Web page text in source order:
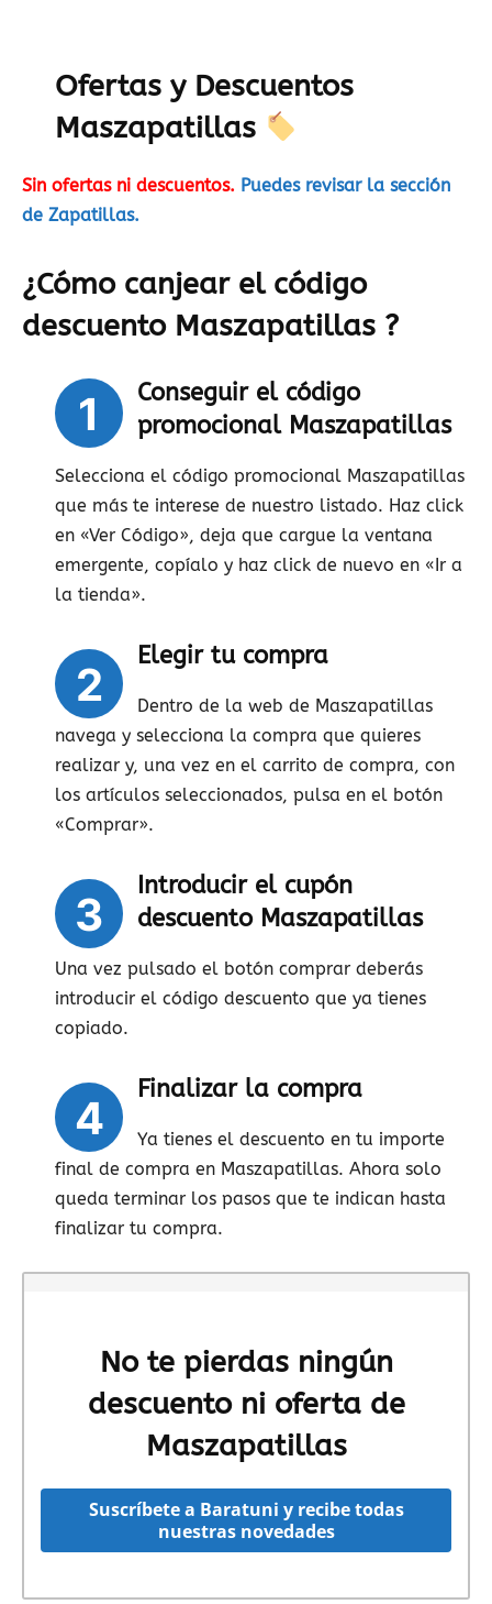
Ofertas y Descuentos
Maszapatillas
Sin ofertas ni descuentos. Puedes revisar la sección
de Zapatillas.
¿Cómo canjear el código
descuento Maszapatillas ?
1
Conseguir el código
promocional Maszapatillas
Selecciona el código promocional Maszapatillas
que más te interese de nuestro listado. Haz click
en «Ver Código», deja que cargue la ventana
emergente, copíalo y haz click de nuevo en «Ir a
la tienda».
2
Elegir tu compra
Dentro de la web de Maszapatillas
navega y selecciona la compra que quieres
realizar y, una vez en el carrito de compra, con
los artículos seleccionados, pulsa en el botón
«Comprar».
3
Introducir el cupón
descuento Maszapatillas
Una vez pulsado el botón comprar deberás
introducir el código descuento que ya tienes
copiado.
4
Finalizar la compra
Ya tienes el descuento en tu importe
final de compra en Maszapatillas. Ahora solo
queda terminar los pasos que te indican hasta
finalizar tu compra.
No te pierdas ningún
descuento ni oferta de
Maszapatillas
Suscríbete a Baratuni y recibe todas
nuestras novedades